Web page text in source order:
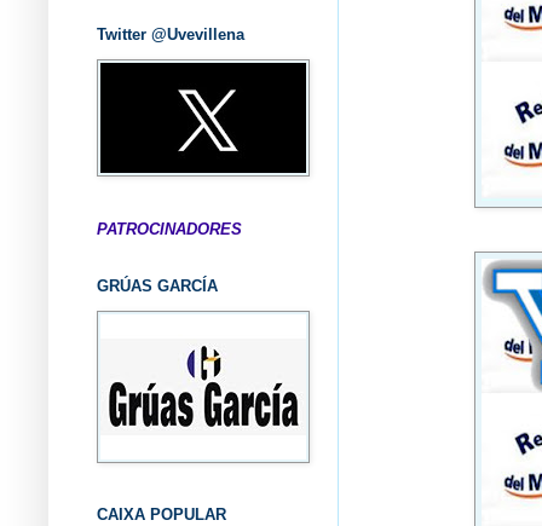
Twitter @Uvevillena
PATROCINADORES
GRÚAS GARCÍA
CAIXA POPULAR